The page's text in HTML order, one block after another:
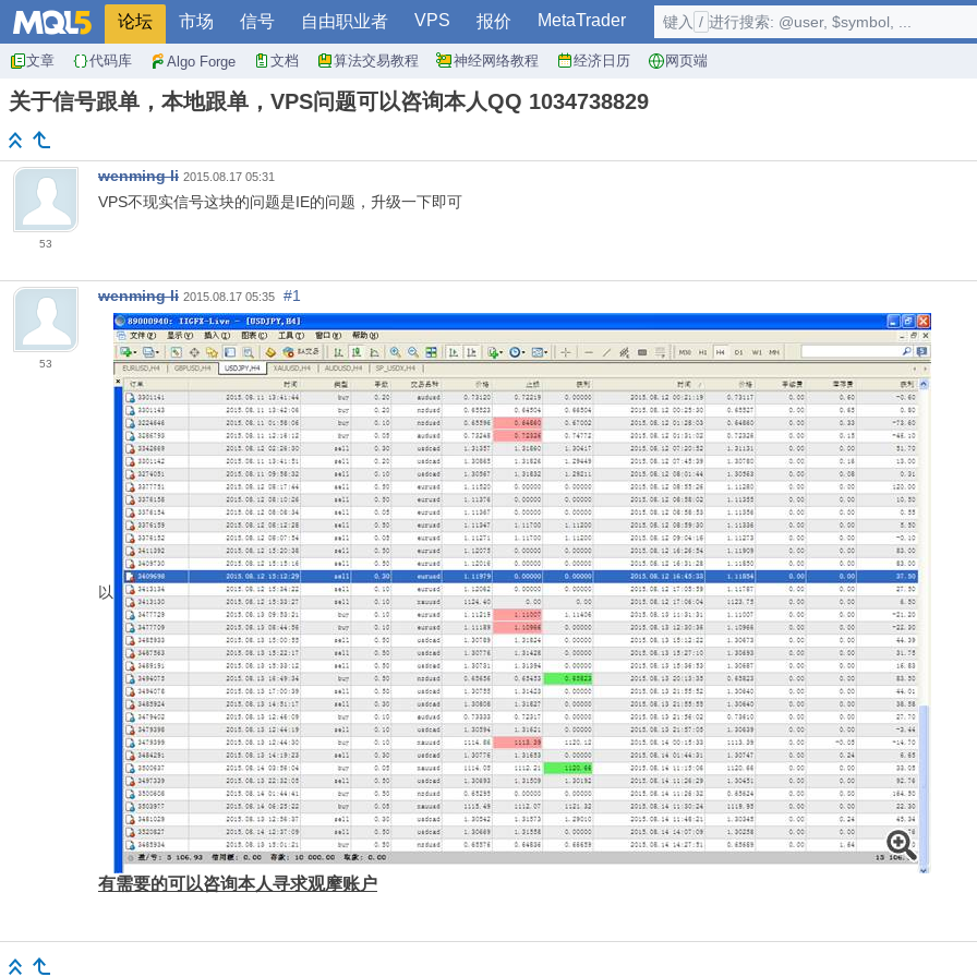
论坛 市场 信号 自由职业者 VPS 报价 MetaTrader
文章 代码库 Algo Forge 文档 算法交易教程 神经网络教程 经济日历 网页端
键入 / 进行搜索: @user, $symbol, ...
关于信号跟单，本地跟单，VPS问题可以咨询本人QQ 1034738829
53
wenming li 2015.08.17 05:31
VPS不现实信号这块的问题是IE的问题，升级一下即可
53
wenming li 2015.08.17 05:35 #1
以
有需要的可以咨询本人寻求观摩账户